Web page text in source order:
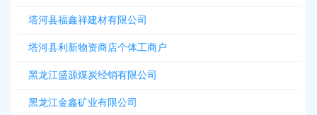
塔河县福鑫祥建材有限公司
塔河县利新物资商店个体工商户
黑龙江盛源煤炭经销有限公司
黑龙江金鑫矿业有限公司